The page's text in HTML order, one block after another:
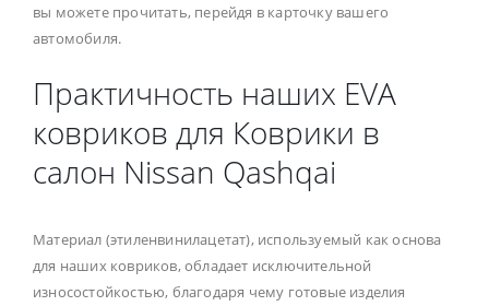
вы можете прочитать, перейдя в карточку вашего
автомобиля.
Практичность наших EVA
ковриков для Коврики в
салон Nissan Qashqai
Материал (этиленвинилацетат), используемый как основа
для наших ковриков, обладает исключительной
износостойкостью, благодаря чему готовые изделия